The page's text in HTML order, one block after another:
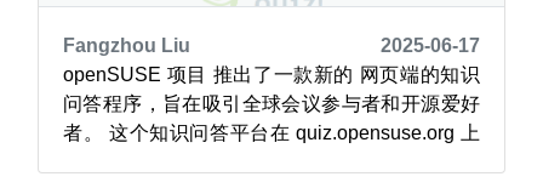
Fangzhou Liu
2025-06-17
openSUSE 项目 推出了一款新的 网页端的知识
问答程序，旨在吸引全球会议参与者和开源爱好
者。 这个知识问答平台在 quiz.opensuse.org 上